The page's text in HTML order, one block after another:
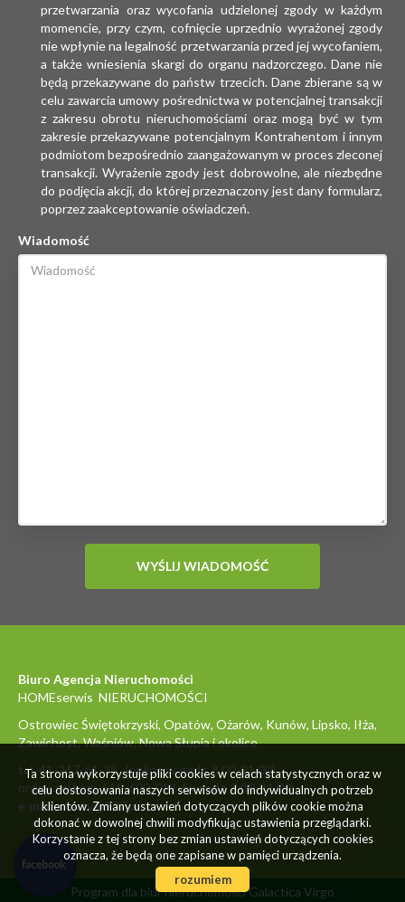
przetwarzania oraz wycofania udzielonej zgody w każdym
momencie, przy czym, cofnięcie uprzednio wyrażonej zgody
nie wpłynie na legalność przetwarzania przed jej wycofaniem,
a także wniesienia skargi do organu nadzorczego. Dane nie
będą przekazywane do państw trzecich. Dane zbierane są w
celu zawarcia umowy pośrednictwa w potencjalnej transakcji
z zakresu obrotu nieruchomościami oraz mogą być w tym
zakresie przekazywane potencjalnym Kontrahentom i innym
podmiotom bezpośrednio zaangażowanym w proces zleconej
transakcji. Wyrażenie zgody jest dobrowolne, ale niezbędne
do podjęcia akcji, do której przeznaczony jest dany formularz,
poprzez zaakceptowanie oświadczeń.
Wiadomość
Biuro Agencja Nieruchomości
HOMEserwis NIERUCHOMOŚCI
Ostrowiec Świętokrzyski, Opatów, Ożarów, Kunów, Lipsko, Iłża,
Zawichost, Waśniów, Nowa Słupia i okolice
tel. 41-247-61-38 (online w godz. 8.00-21.00)
online tel.kom. 512-600-012 (w godz. 8.00-21.00)
e-mail: oferty@977.pl
Program dla biur nieruchomościGalactica Virgo
Ta strona wykorzystuje pliki cookies w celach statystycznych oraz w
celu dostosowania naszych serwisów do indywidualnych potrzeb
klientów. Zmiany ustawień dotyczących plików cookie można
dokonać w dowolnej chwili modyfikując ustawienia przeglądarki.
Korzystanie z tej strony bez zmian ustawień dotyczących cookies
oznacza, że będą one zapisane w pamięci urządzenia.
rozumiem